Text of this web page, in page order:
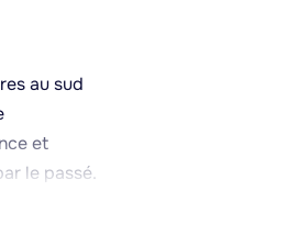
au sud
et
le passé.